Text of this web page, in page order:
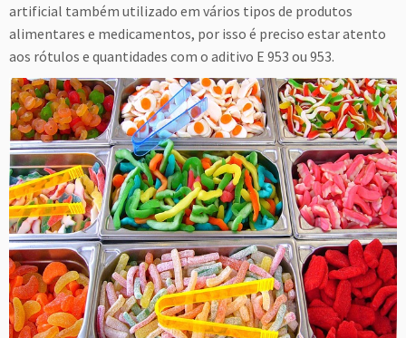
artificial também utilizado em vários tipos de produtos
alimentares e medicamentos, por isso é preciso estar atento
aos rótulos e quantidades com o aditivo E 953 ou 953.